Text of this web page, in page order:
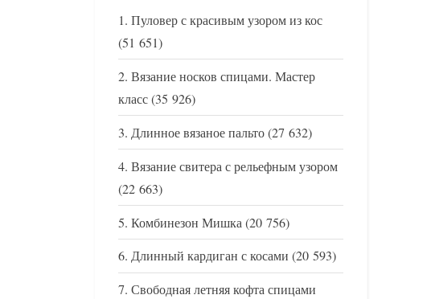
Пуловер с красивым узором из кос
(51 651)
Вязание носков спицами. Мастер
класс(35 926)
Длинное вязаное пальто(27 632)
Вязание свитера с рельефным узором
(22 663)
Комбинезон Мишка(20 756)
Длинный кардиган с косами (20 593)
Свободная летняя кофта спицами